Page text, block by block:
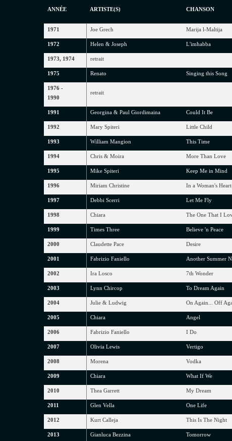
ANNÉE ARTISTE(S) CHANSON
1971 Joe Grech Marija l-Maltija
1972 Helen & Joseph L'imħabba
1973, 1974 retrait
1975 Renato Singing this Song
1976 -
1990
retrait
1991 Georgina & Paul Giordimaina Could It Be
1992 Mary Spiteri Little Child
1993 William Mangion This Time
1994 Chris & Moira More Than Love
1995 Mike Spiteri Keep Me in Mind
1996 Miriam Christine In a Woman's Heart
1997 Debbi Scerri Let Me Fly
1998 Chiara The One That I
1999 Times Three Believe 'n Peace
2000 Claudette Pace Desire
2001 Fabrizio Faniello Another Summer
2002 Ira Losco 7th Wonder
2003 Lynn Chircop To Dream Again
2004 Julie & Ludwig On Again... Off
2005 Chiara Angel
2006 Fabrizio Faniello I Do
2007 Olivia Lewis Vertigo
2008 Morena Vodka
2009 Chiara What If We
2010 Thea Garrett My Dream
2011 Glen Vella One Life
2012 Kurt Calleja This Is The Night
2013 Gianluca Bezzina Tomorrow